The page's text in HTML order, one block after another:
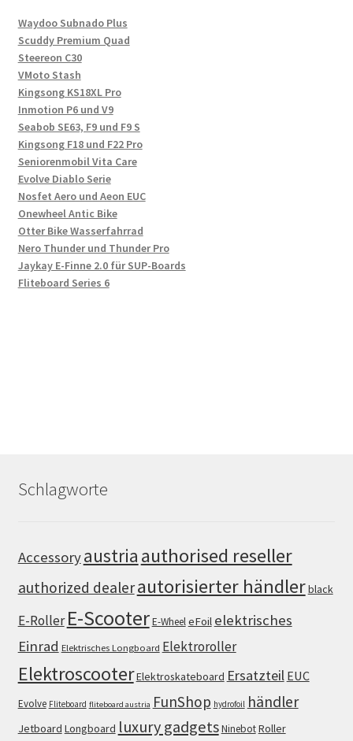
Waydoo Subnado Plus
Scuddy Premium Quad
Steereon C30
VMoto Stash
Kingsong KS18XL Pro
Inmotion P6 und V9
Seabob SE63, F9 und F9 S
Kingsong F18 und F22 Pro
Seniorenmobil Vita Care
Evolve Diablo Serie
Nosfet Aero und Aeon EUC
Onewheel Antic Bike
Otter Bike Wasserfahrrad
Nero Thunder und Thunder Pro
Jaykay E-Finne 2.0 für SUP-Boards
Fliteboard Series 6
Schlagworte
Accessoryaustria authorised reseller
authorized dealerautorisierter händlerblack
E-Roller E-ScooterE-WheeleFoil elektrisches
Einrad Elektrisches Longboard Elektroroller
ElektroscooterElektroskateboard Ersatzteil EUC
Evolve Fliteboard fliteboard austria FunShop hydrofoil händler
Jetboard Longboard luxury gadgetsNinebotRoller